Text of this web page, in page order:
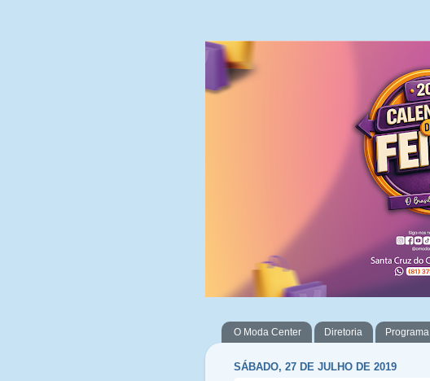
O Moda Center Diretoria Programa
SÁBADO, 27 DE JULHO DE 2019